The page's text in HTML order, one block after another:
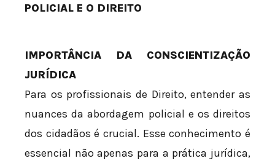
POLICIAL E O DIREITO
IMPORTÂNCIA DA CONSCIENTIZAÇÃO
JURÍDICA
Para os profissionais de Direito, entender as
nuances da abordagem policial e os direitos
dos cidadãos é crucial. Esse conhecimento é
essencial não apenas para a prática jurídica,